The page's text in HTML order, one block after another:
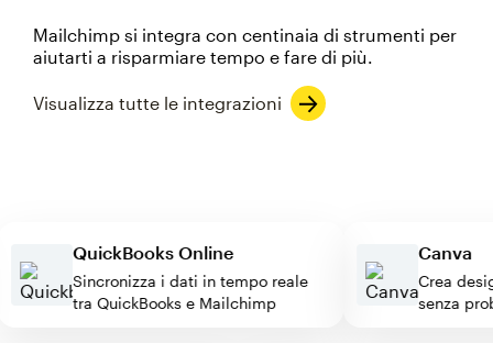
Mailchimp si integra con centinaia di strumenti per
aiutarti a risparmiare tempo e fare di più.
Visualizza tutte le integrazioni
QuickBooks Online
Sincronizza i dati in tempo reale
tra QuickBooks e Mailchimp
Crea
senza